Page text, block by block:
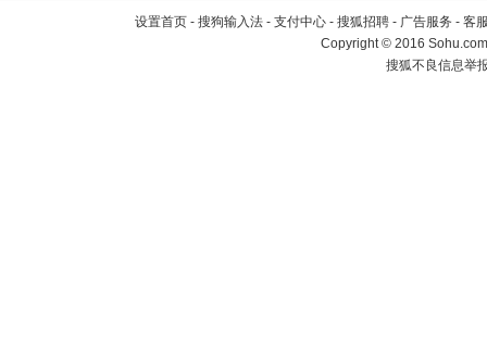
设置首页 - 搜狗输入法 - 支付中心 - 搜狐招聘 - 广告服务 - 客
Copyright©2016
搜狐不良信息举